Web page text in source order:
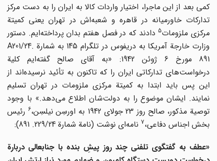
کمی بعد از این ماجرا، اختیار واردات کالا به ایران را به دست مرکز
تدارکات خاورمیانه در قاهره و شعبه‌اش در تهران یعنی کمیتة
مرکزی ملزومات5دادند که در فصل هفتم بدان پرداخته‌ایم. دستور
وزارت خارجة آمریکا به دریفوس در تلگرام 145 به شمارة A201/24.
891 مورخ 6 ژوئن 1942: «به آقای صالح گفته‌ایم کلیة
درخواست‌های تدارکاتی ایران را که تاکنون به تأئید نرسیده‌اند از
این پس باید ابتدا به کمیتة مرکزی ملزومات در تهران تسلیم
نمایند. ایشان موضوع را به دولت‌شان اطلاع می‌دهد.» با وجود
توصیة مذکور، صالح روز 23 جولای 1942 به اورسِن نیلسِن،
6رئیس
بخش اجناس دفاعی، نامه‌ای نوشت (نامة شمارة 229/24. 891):
«عطف به گفتگوی تلفنی چند روز پیشِ بنده با جنابعالی دربارة